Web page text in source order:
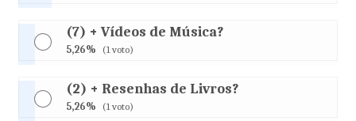
(7) + Vídeos de Música?
5,26% (1 voto)
(2) + Resenhas de Livros?
5,26% (1 voto)